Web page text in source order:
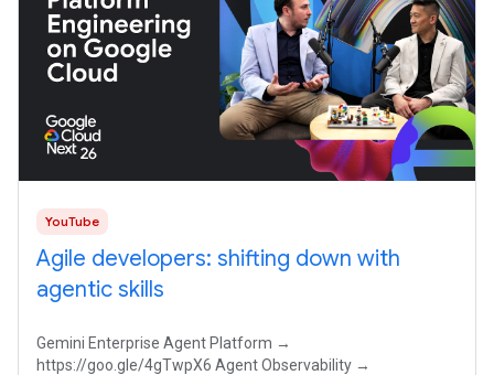
YouTube
Agile developers: shifting down with
agentic skills
Gemini Enterprise Agent Platform →
https://goo.gle/4gTwpX6 Agent Observability →